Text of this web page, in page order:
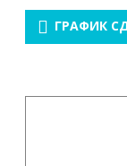
ГРАФИК